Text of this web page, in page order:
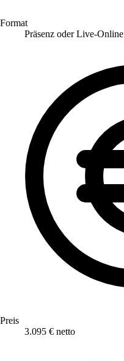
Format
Präsenz oder Live-Online
Preis
3.095 € netto